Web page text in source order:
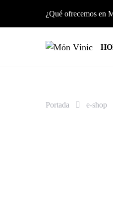
¿Qué ofrecemos en
Portada e-shop